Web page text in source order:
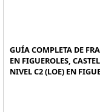
GUÍA COMPLETA DE
EN FIGUEROLES,
NIVEL C2 (LOE) EN